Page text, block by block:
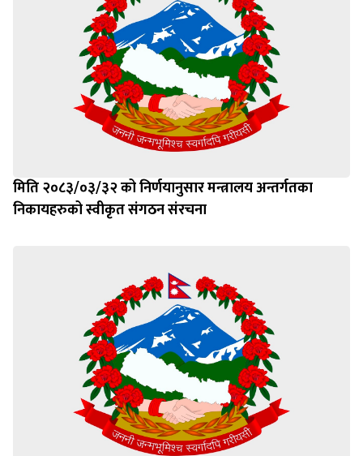
मिति २०८३/०३/३२ को निर्णयानुसार मन्त्रालय अन्तर्गतका
निकायहरुको स्वीकृत संगठन संरचना